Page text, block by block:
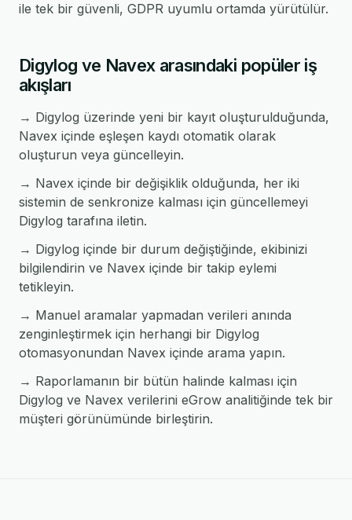
ile tek bir güvenli, GDPR uyumlu ortamda yürütülür.
Digylog ve Navex arasındaki popüler iş
akışları
→ Digylog üzerinde yeni bir kayıt oluşturulduğunda,
Navex içinde eşleşen kaydı otomatik olarak
oluşturun veya güncelleyin.
→ Navex içinde bir değişiklik olduğunda, her iki
sistemin de senkronize kalması için güncellemeyi
Digylog tarafına iletin.
→ Digylog içinde bir durum değiştiğinde, ekibinizi
bilgilendirin ve Navex içinde bir takip eylemi
tetikleyin.
→ Manuel aramalar yapmadan verileri anında
zenginleştirmek için herhangi bir Digylog
otomasyonundan Navex içinde arama yapın.
→ Raporlamanın bir bütün halinde kalması için
Digylog ve Navex verilerini eGrow analitiğinde tek bir
müşteri görünümünde birleştirin.